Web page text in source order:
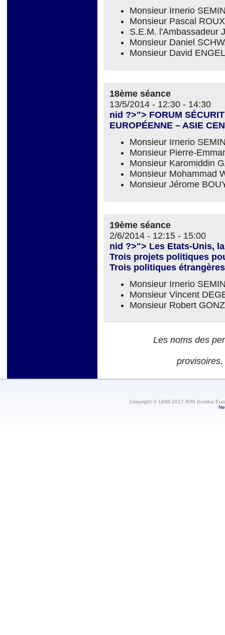
Monsieur Irnerio
Monsieur Pascal ROUX
S.E.M. l'Ambassadeur
Monsieur Daniel
Monsieur David
18ème séance
13/5/2014 - 12:30 - 14:30
nid ?>"> FORUM
EUROPÉENNE – ASIE
Monsieur Irnerio
Monsieur Pierre-
Monsieur Karomiddin
Monsieur Mohammad
Monsieur Jérome
19ème séance
2/6/2014 - 12:15 - 15:00
nid ?>"> Les Etats-Unis,
Trois projets politiques
Trois politiques
Monsieur Irnerio
Monsieur Vincent
Monsieur Robert
Les noms des
Copyright © 1998-2017 IERI (Institut